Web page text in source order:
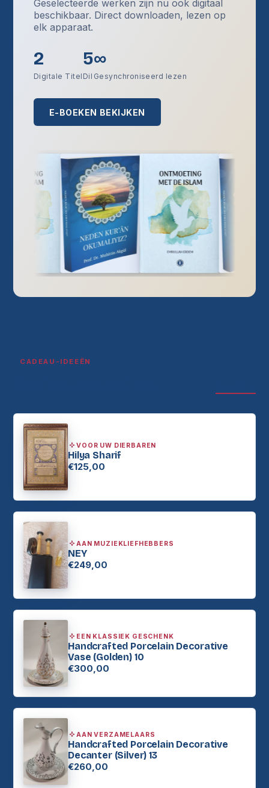
Geselecteerde werken zijn nu ook digitaal
beschikbaar. Direct downloaden, lezen op
elk apparaat.
2
Digitale Titel
5
Dil
∞
Gesynchroniseerd lezen
E-BOEKEN BEKIJKEN
CADEAU-IDEEËN
VOOR UW DIERBAREN
Hilya Sharif
€125,00
AAN MUZIEKLIEFHEBBERS
NEY
€249,00
EEN KLASSIEK GESCHENK
Handcrafted Porcelain Decorative
Vase (Golden) 10
€300,00
AAN VERZAMELAARS
Handcrafted Porcelain Decorative
Decanter (Silver) 13
€260,00